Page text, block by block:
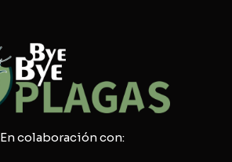
En colaboración con: